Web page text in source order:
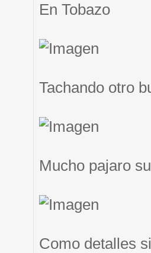
En Tobazo
Tachando otro
Mucho pajaro
Como detalles